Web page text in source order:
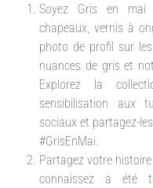
Soyez Gris en mai
chapeaux, vernis à
photo de profil sur
nuances de gris et
Explorez la
sensibilisation aux
sociaux et partagez-
#GrisEnMai.
Partagez votre
connaissez a été